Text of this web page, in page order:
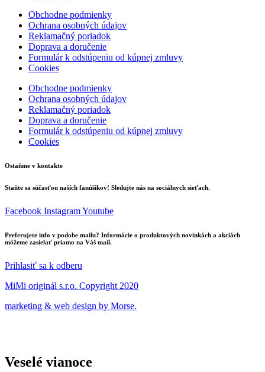
Obchodne podmienky
Ochrana osobných údajov
Reklamačný poriadok
Doprava a doručenie
Formulár k odstúpeniu od kúpnej zmluvy
Cookies
Obchodne podmienky
Ochrana osobných údajov
Reklamačný poriadok
Doprava a doručenie
Formulár k odstúpeniu od kúpnej zmluvy
Cookies
Ostaňme v kontakte
Staňte sa súčasťou naších fanúšikov! Sledujte nás na sociálnych sieťach.
Facebook InstagramYoutube
Preferujete info v podobe mailu? Informácie o produktových novinkách a akciách
môžeme zasielať priamo na Váš mail.
Prihlasiť sa k odberu
MiMi originál s.r.o. Copyright 2020
marketing & web design by Morse.
Veselé vianoce